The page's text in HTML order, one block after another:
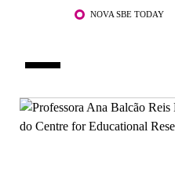
Saltar para o conteúdo principalNOVA SBE TODAY
SOBRE NÓS